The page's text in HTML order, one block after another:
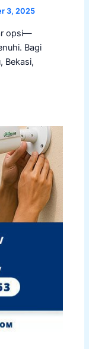
3, 2025
opsi—
Bagi
Bekasi,